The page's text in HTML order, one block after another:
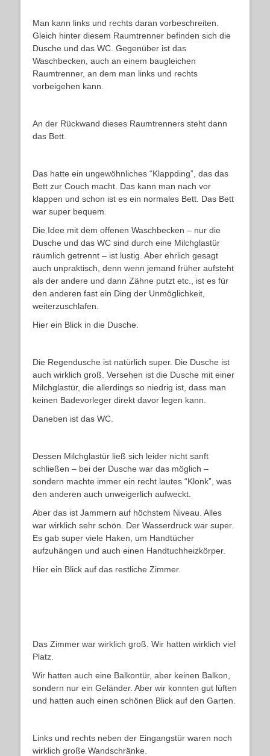
Man kann links und rechts daran vorbeschreiten.
Gleich hinter diesem Raumtrenner befinden sich die
Dusche und das WC. Gegenüber ist das
Waschbecken, auch an einem baugleichen
Raumtrenner, an dem man links und rechts
vorbeigehen kann.
An der Rückwand dieses Raumtrenners steht dann
das Bett.
Das hatte ein ungewöhnliches “Klappding”, das das
Bett zur Couch macht. Das kann man nach vor
klappen und schon ist es ein normales Bett. Das Bett
war super bequem.
Die Idee mit dem offenen Waschbecken – nur die
Dusche und das WC sind durch eine Milchglastür
räumlich getrennt – ist lustig. Aber ehrlich gesagt
auch unpraktisch, denn wenn jemand früher aufsteht
als der andere und dann Zähne putzt etc., ist es für
den anderen fast ein Ding der Unmöglichkeit,
weiterzuschlafen.
Hier ein Blick in die Dusche.
Die Regendusche ist natürlich super. Die Dusche ist
auch wirklich groß. Versehen ist die Dusche mit einer
Milchglastür, die allerdings so niedrig ist, dass man
keinen Badevorleger direkt davor legen kann.
Daneben ist das WC.
Dessen Milchglastür ließ sich leider nicht sanft
schließen – bei der Dusche war das möglich –
sondern machte immer ein recht lautes “Klonk”, was
den anderen auch unweigerlich aufweckt.
Aber das ist Jammern auf höchstem Niveau. Alles
war wirklich sehr schön. Der Wasserdruck war super.
Es gab super viele Haken, um Handtücher
aufzuhängen und auch einen Handtuchheizkörper.
Hier ein Blick auf das restliche Zimmer.
Das Zimmer war wirklich groß. Wir hatten wirklich viel
Platz.
Wir hatten auch eine Balkontür, aber keinen Balkon,
sondern nur ein Geländer. Aber wir konnten gut lüften
und hatten auch einen schönen Blick auf den Garten.
Links und rechts neben der Eingangstür waren noch
wirklich große Wandschränke.